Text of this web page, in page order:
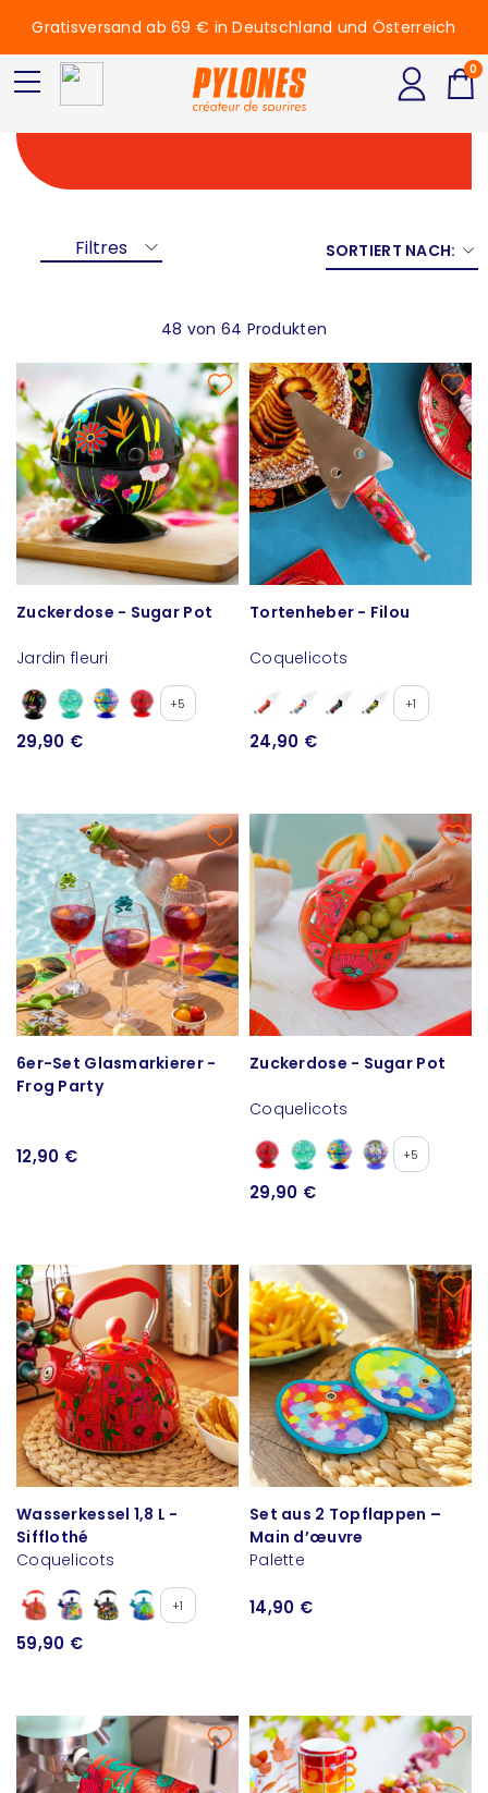
Filtres SORTIERT NACH:
48 von 64 Produkten
Zuckerdose - Sugar Pot
Jardin fleuri
+5
29,90 €
Tortenheber - Filou
Coquelicots
+1
24,90 €
6er-Set Glasmarkierer -
Frog Party
12,90 €
Zuckerdose - Sugar Pot
Coquelicots
+5
29,90 €
Wasserkessel 1,8 L -
Sifflothé
Coquelicots
+1
59,90 €
Set aus 2 Topflappen –
Main d’œuvre
Palette
14,90 €
Gratisversand ab 69 € in Deutschland und Österreich
0